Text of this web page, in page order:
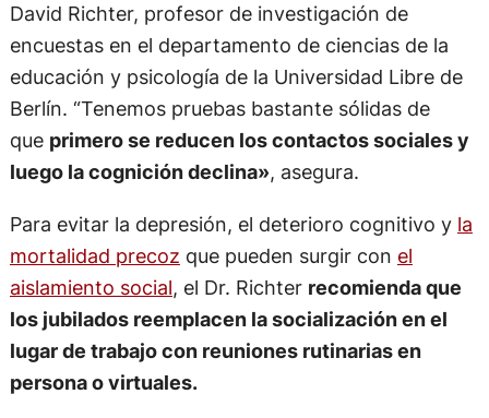
David Richter, profesor de investigación de
encuestas en el departamento de ciencias de la
educación y psicología de la Universidad Libre de
Berlín. “Tenemos pruebas bastante sólidas de
que primero se reducen los contactos sociales y
luego la cognición declina», asegura.
Para evitar la depresión, el deterioro cognitivo y la
mortalidad precoz que pueden surgir con el
aislamiento social, el Dr. Richter recomienda que
los jubilados reemplacen la socialización en el
lugar de trabajo con reuniones rutinarias en
persona o virtuales.